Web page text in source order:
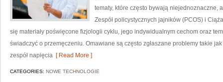
tematy, które często bywają niejednoznaczne,
Zespół policystycznych jajników (PCOS) i
się materiały poświęcone fizjologii cyklu, jego indywidualnym cechom oraz
świadczyć o przemęczeniu. Omawiane są często zgłaszane problemy takie
zespół napięcia [ Read More ]
CATEGORIES: NOWE TECHNOLOGIE